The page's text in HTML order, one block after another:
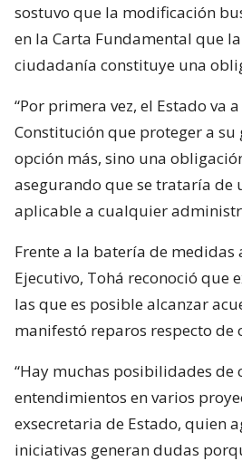
sostuvo que la modificación
en la Carta Fundamental que
ciudadanía constituye una
“Por primera vez, el Estado va
Constitución que proteger a su
opción más, sino una
asegurando que se trataría de
aplicable a cualquier
Frente a la batería de medidas
Ejecutivo, Tohá reconoció que
las que es posible alcanzar
manifestó reparos respecto de
“Hay muchas posibilidades de
entendimientos en varios
exsecretaria de Estado, quien
iniciativas generan dudas